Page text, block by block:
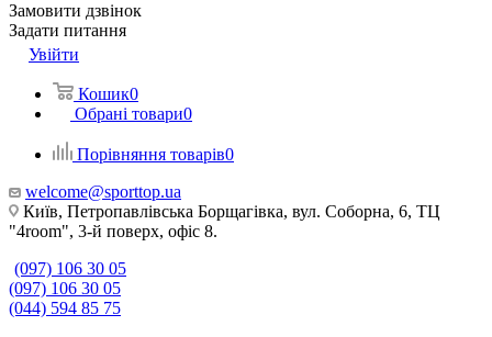
Замовити дзвінок
Задати питання
Увійти
Кошик0
Обрані товари0
Порівняння товарів0
welcome@sporttop.ua
Київ, Петропавлівська Борщагівка, вул. Соборна, 6, ТЦ
"4room", 3-й поверх, офіс 8.
(097) 106 30 05
(097) 106 30 05
(044) 594 85 75